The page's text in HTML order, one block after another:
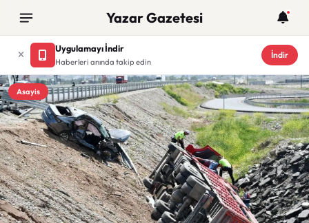
Yazar Gazetesi
Uygulamayı İndir
Haberleri anında takip edin
İndir
Asayis